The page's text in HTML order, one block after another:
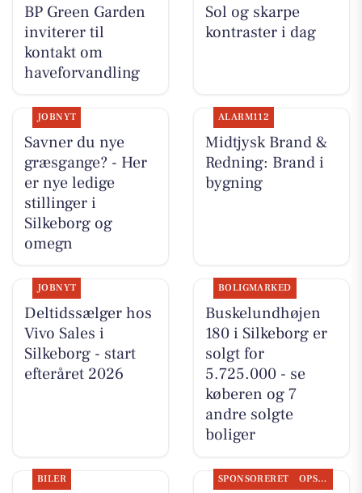
BP Green Garden
inviterer til
kontakt om
haveforvandling
Sol og skarpe
kontraster i dag
JOBNYT
Savner du nye
græsgange? - Her
er nye ledige
stillinger i
Silkeborg og
omegn
ALARM112
Midtjysk Brand &
Redning: Brand i
bygning
JOBNYT
Deltidssælger hos
Vivo Sales i
Silkeborg - start
efteråret 2026
BOLIGMARKED
Buskelundhøjen
180 i Silkeborg er
solgt for
5.725.000 - se
køberen og 7
andre solgte
boliger
BILER SPONSORERET OPSLAGSTAVLEN